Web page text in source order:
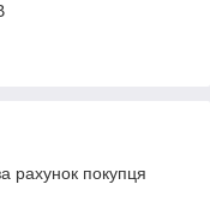
рахунок покупця